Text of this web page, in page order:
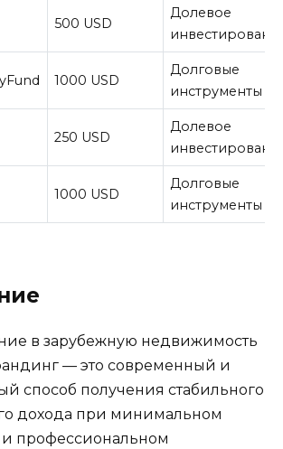
500 USD
Долевое
1000 USD
Долговые
инструменты
250 USD
Долевое
1000 USD
Долговые
инструменты
в зарубежную недвижимость
— это современный и
способ получения стабильного
дохода при минимальном
и профессиональном